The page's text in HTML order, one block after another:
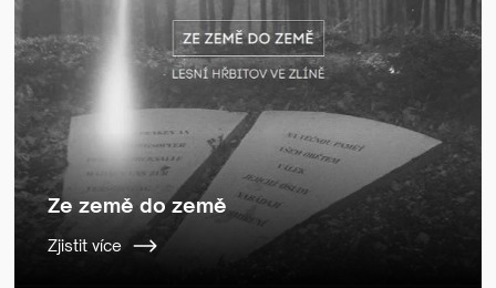
Ze země do země
Zjistit více